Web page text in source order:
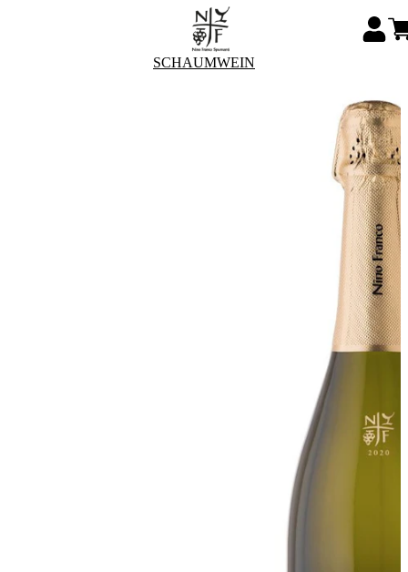
SCHAUMWEIN